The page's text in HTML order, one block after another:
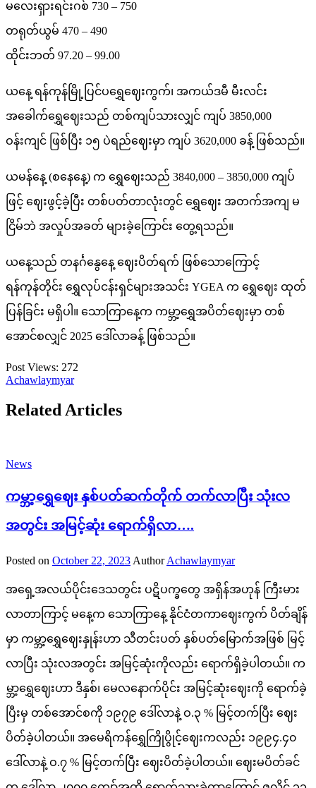
မလေးရှားရင်းဂစ် 730 – 750
တရုတ်ယွမ် 470 – 490
ထိုင်းဘတ် 97.20 – 99.00
ယနေ့ ရန်ကုန်မြို့ပြင်ပရွှေဈေးကွက်၊ အကယ်ဒမီ မီးလင်း
အခေါက်ရွှေဈေးသည် တစ်ကျပ်သားလျှင် ကျပ် 3850,000
ဝန်းကျင် ဖြစ်ပြီး ၁၅ ပဲရည်ဈေးမှာ ကျပ် 3620,000 ခန့် ဖြစ်သည်။
ယမန်နေ့ (စနေနေ့) က ရွှေဈေးသည် 3840,000 – 3850,000 ကျပ်
ဖြင့် ဈေးဖွင့်ခဲ့ပြီး တစ်ပတ်တာလုံးတွင် ရွှေဈေး အတက်အကျ မ
ငြိမ်ဘဲ အလှုပ်အခတ် များခဲ့ကြောင်း တွေ့ရသည်။
ယနေ့သည် တနင်္ဂနွေနေ့ ဈေးပိတ်ရက် ဖြစ်သောကြောင့်
ရန်ကုန်တိုင်း ရွှေလုပ်ငန်းရှင်များအသင်း YGEA က ရွှေဈေး ထုတ်
ပြန်ခြင်း မရှိပါ။ သောကြာနေ့က ကမ္ဘာ့ရွှေအပိတ်ဈေးမှာ တစ်
အောင်စလျှင် 2025 ဒေါ်လာခန့် ဖြစ်သည်။
Post Views: 272
Achawlaymyar
Related Articles
News
ကမ္ဘာ့ရွှေဈေး နှစ်ပတ်ဆက်တိုက် တက်လာပြီး သုံးလ
အတွင်း အမြင့်ဆုံး ရောက်ရှိလာ….
Posted on October 22, 2023 Author Achawlaymyar
အရှေ့အလယ်ပိုင်းဒေသတွင်း ပဋိပက္ခတွေ အရှိန်အဟုန် ကြီးမား
လာတာကြာင့် မနေ့က သောကြာနေ့ နိုင်ငံတကာဈေးကွက် ပိတ်ချိန်
မှာ ကမ္ဘာ့ရွှေဈေးနှုန်းဟာ သီတင်းပတ် နှစ်ပတ်မြောက်အဖြစ် မြင့်
လာပြီး သုံးလအတွင်း အမြင့်ဆုံးကိုလည်း ရောက်ရှိခဲ့ပါတယ်။ က
မ္ဘာ့ရွှေဈေးဟာ ဒီနှစ်၊ မေလနောက်ပိုင်း အမြင့်ဆုံးဈေးကို ရောက်ခဲ့
ပြီးမှ တစ်အောင်စကို ၁၉၇၉ ဒေါ်လာနဲ့ ဝ.၃ % မြင့်တက်ပြီး ဈေး
ပိတ်ခဲ့ပါတယ်။ အမေရိကန်ရွှေကြိုပွိုင့်ဈေးကလည်း ၁၉၉၄.၄၀
ဒေါ်လာနဲ့ ဝ.၇ % မြင့်တက်ပြီး ဈေးပိတ်ခဲ့ပါတယ်။ ဈေးမပိတ်ခင်